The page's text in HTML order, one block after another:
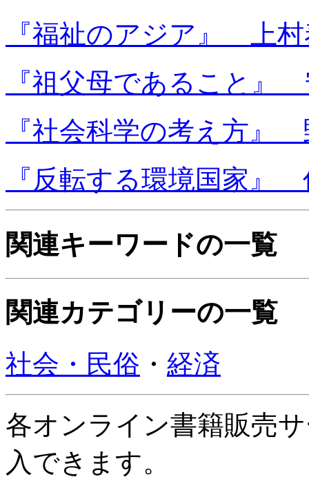
『福祉のアジア』 上
『祖父母であること』
『社会科学の考え方』
『反転する環境国家』
関連キーワードの一覧
関連カテゴリーの一覧
社会・民俗 ・ 経済
各オンライン書籍販売
入できます。